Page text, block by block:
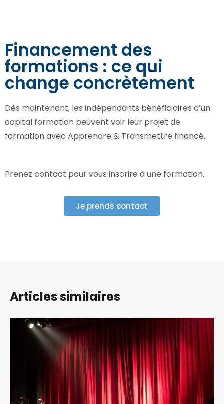
Financement des
formations : ce qui
change concrètement
Dès maintenant, les indépendants bénéficiaires d’un
capital formation peuvent voir leur projet de
formation avec Apprendre & Transmettre financé.
Prenez contact pour vous inscrire à une formation.
Je prends contact
Articles similaires